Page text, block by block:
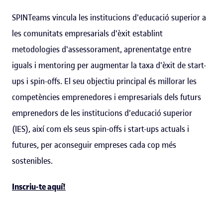
SPINTeams vincula les institucions d'educació superior a
les comunitats empresarials d'èxit establint
metodologies d'assessorament, aprenentatge entre
iguals i mentoring per augmentar la taxa d'èxit de start-
ups i spin-offs. El seu objectiu principal és millorar les
competències emprenedores i empresarials dels futurs
emprenedors de les institucions d'educació superior
(IES), així com els seus spin-offs i start-ups actuals i
futures, per aconseguir empreses cada cop més
sostenibles.
Inscriu-te aquí!